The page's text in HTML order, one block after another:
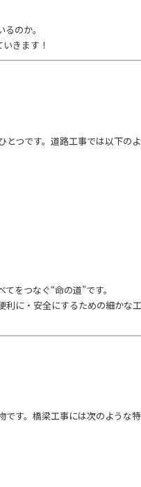
のか。
きます！
つです。道路工事では以下の
てをつなぐ“命の道”です。
に・安全にするための細かな
す。橋梁工事には次のような特